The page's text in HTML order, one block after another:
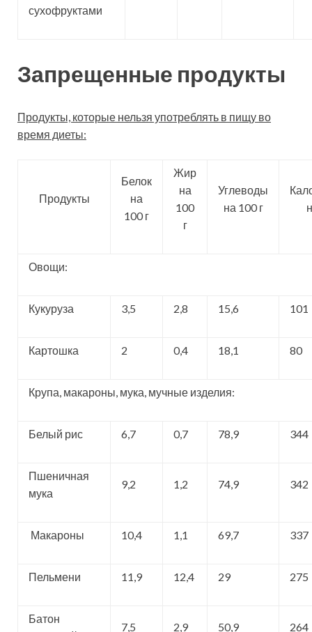
сухофруктами
Запрещенные продукты
Продукты, которые нельзя употреблять в пищу во
время диеты:
Продукты
Белок
на
100 г
Жир
на
100
г
Углеводы
на 100 г
Овощи:
Кукуруза 3,5 2,8 15,6 101
Картошка 2 0,4 18,1 80
Крупа, макароны, мука, мучные изделия:
Белый рис 6,7 0,7 78,9 344
Пшеничная
мука
9,2 1,2 74,9 342
Макароны 10,4 1,1 69,7 337
Пельмени 11,9 12,4 29 275
Батон
7,5 2,9 50,9 264